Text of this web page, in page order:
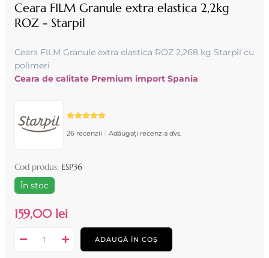
Ceara FILM Granule extra elastica 2,2kg
ROZ - Starpil
Ceara FILM Granule extra elastica ROZ 2,268 kg Starpil cu
polimeri
Ceara de calitate Premium import Spania
26 recenzii Adăugați recenzia dvs.
Cod produs: ESP36
În stoc
159,00 lei
ADAUGĂ ÎN COȘ